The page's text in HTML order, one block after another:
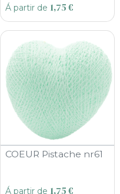
Á partir de 1,75€
COEUR Pistache nr61
Á partir de 1,75€